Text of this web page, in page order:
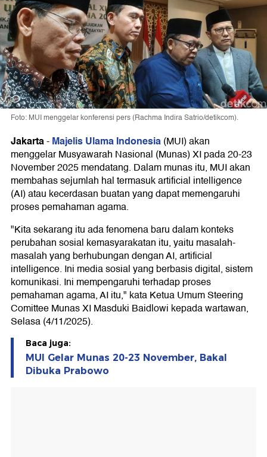
Foto: MUI menggelar konferensi pers (Rachma Indira Satrio/detikcom).
Jakarta-Majelis Ulama Indonesia(MUI) akan
menggelar Musyawarah Nasional (Munas) XI pada 20-23
November 2025 mendatang. Dalam munas itu, MUI akan
membahas sejumlah hal termasuk artificial intelligence
(AI) atau kecerdasan buatan yang dapat memengaruhi
proses pemahaman agama.
"Kita sekarang itu ada fenomena baru dalam konteks
perubahan sosial kemasyarakatan itu, yaitu masalah-
masalah yang berhubungan dengan AI, artificial
intelligence. Ini media sosial yang berbasis digital, sistem
komunikasi. Ini mempengaruhi terhadap proses
pemahaman agama, AI itu," kata Ketua Umum Steering
Comittee Munas XI Masduki Baidlowi kepada wartawan,
Selasa (4/11/2025).
Baca juga:
MUI Gelar Munas 20-23 November, Bakal
Dibuka Prabowo